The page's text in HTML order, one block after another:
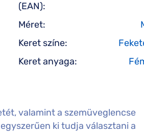
(EAN):
Méret:
Keret színe:
Keret anyaga:
valamint a szemüveglencse
ki tudja választani a